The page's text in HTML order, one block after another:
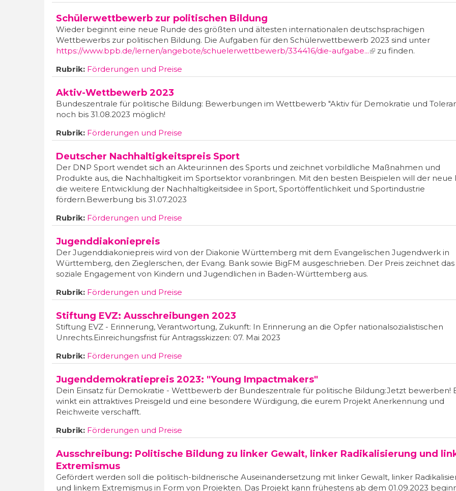
Schülerwettbewerb zur politischen Bildung
Wieder beginnt eine neue Runde des größten und ältesten internationalen deutschsprachigen
Wettbewerbs zur politischen Bildung. Die Aufgaben für den Schülerwettbewerb 2023 sind unter
https://www.bpb.de/lernen/angebote/schuelerwettbewerb/334416/die-aufgabe...(link is external)
zu finden.
Rubrik: Förderungen und Preise
Aktiv-Wettbewerb 2023
Bundeszentrale für politische Bildung: Bewerbungen im Wettbewerb "Aktiv für Demokratie und
noch bis 31.08.2023 möglich!
Rubrik: Förderungen und Preise
Deutscher Nachhaltig­keits­preis Sport
Der DNP Sport wendet sich an Akteur:innen des Sports und zeichnet vorbildliche Maßnahmen und
Produkte aus, die Nachhaltigkeit im Sportsektor voranbringen. Mit den besten Beispielen will der neue
die weitere Entwicklung der Nachhaltigkeitsidee in Sport, Sportöffentlichkeit und Sportindustrie
fördern.Bewerbung bis 31.07.2023
Rubrik: Förderungen und Preise
Jugenddiakoniepreis
Der Jugenddiakoniepreis wird von der Diakonie Württemberg mit dem Evangelischen Jugendwerk in
Württemberg, den Zieglerschen, der Evang. Bank sowie BigFM ausgeschrieben. Der Preis zeichnet das
soziale Engagement von Kindern und Jugendlichen in Baden-Württemberg aus.
Rubrik: Förderungen und Preise
Stiftung EVZ: Ausschreibungen 2023
Stiftung EVZ - Erinnerung, Verantwortung, Zukunft: In Erinnerung an die Opfer nationalsozialistischen
Unrechts.Einreichungsfrist für Antragsskizzen: 07. Mai 2023
Rubrik: Förderungen und Preise
Jugenddemokratiepreis 2023: "Young Impactmakers"
Dein Einsatz für Demokratie - Wettbewerb der Bundeszentrale für politische Bildung:Jetzt bewerben!
winkt ein attraktives Preisgeld und eine besondere Würdigung, die eurem Projekt Anerkennung und
Reichweite verschafft.
Rubrik: Förderungen und Preise
Ausschreibung: Politische Bildung zu linker Gewalt, linker Radikalisierung und
Extremismus
Gefördert werden soll die politisch-bildnerische Auseinandersetzung mit linker Gewalt, linker
und linkem Extremismus in Form von Projekten. Das Projekt kann frühestens ab dem 01.09.2023